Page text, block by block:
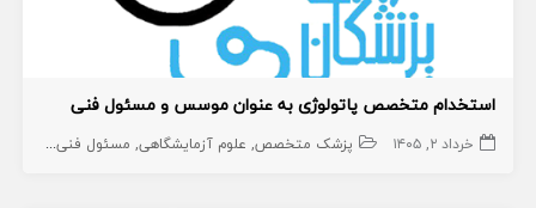
استخدام متخصص پاتولوژی به عنوان موسس و مسئول فنی
خرداد ۲, ۱۴۰۵ پزشک متخصص علوم آزمایشگاهی مسئول فنی آزمایشگاه